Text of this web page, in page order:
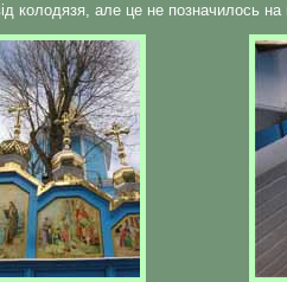
колодязя, але це не позначилось на